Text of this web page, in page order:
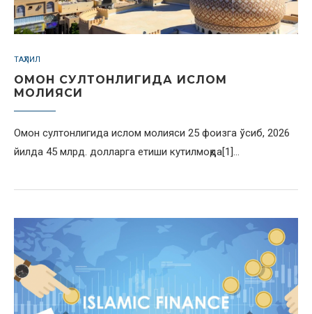
ТАҲЛИЛ
ОМОН СУЛТОНЛИГИДА ИСЛОМ
МОЛИЯСИ
Омон султонлигида ислом молияси 25 фоизга ўсиб, 2026
йилда 45 млрд. долларга етиши кутилмоқда[1]…